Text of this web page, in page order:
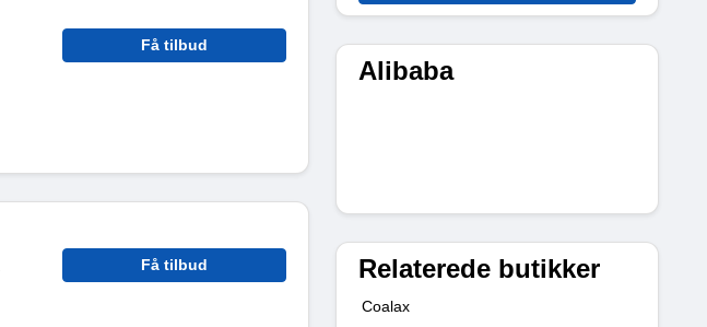
Få tilbud
Få tilbud
Alibaba
Relaterede butikker
Coalax